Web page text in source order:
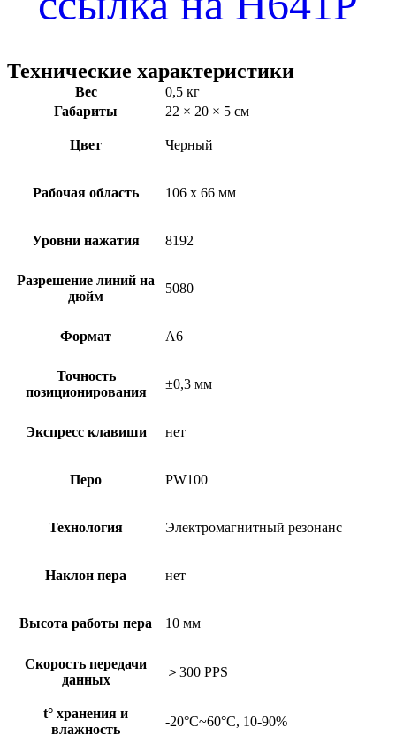
Технические характеристики
Вес
0,5 кг
Габариты
22 × 20 × 5 см
Цвет Черный
Рабочая область 106 x 66 мм
Уровни нажатия 8192
Разрешение линий на
дюйм
5080
Формат А6
Точность
позиционирования
±0,3 мм
Экспресс клавиши нет
Перо PW100
Технология Электромагнитный резонанс
Наклон пера нет
Высота работы пера 10 мм
Скорость передачи
данных
＞300 PPS
t° хранения и
влажность
-20°C~60°C, 10-90%